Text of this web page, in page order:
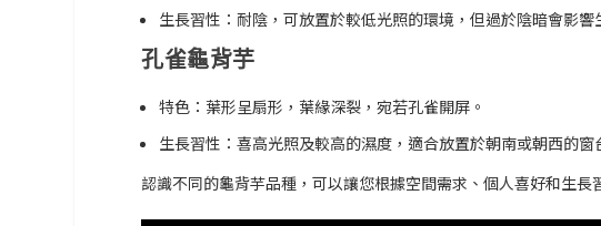
生長習性：耐陰，可放置於較低光照的環境，但過於陰暗會影響
孔雀龜背芋
特色：葉形呈扇形，葉緣深裂，宛若孔雀開屏。
生長習性：喜高光照及較高的濕度，適合放置於朝南或朝西的窗
認識不同的龜背芋品種，可以讓您根據空間需求、個人喜好和生